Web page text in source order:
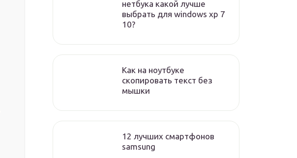
нетбука какой лучше
выбрать для windows xp 7
10?
Как на ноутбуке
скопировать текст без
мышки
12 лучших смартфонов
samsung